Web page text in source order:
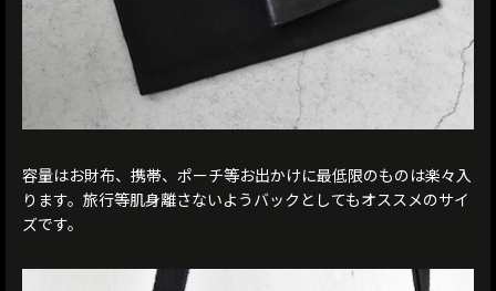
容量はお財布、携帯、ポーチ等お出かけに最低限のものは楽々入
ります。旅行等肌身離さないようバックとしてもオススメのサイ
ズです。